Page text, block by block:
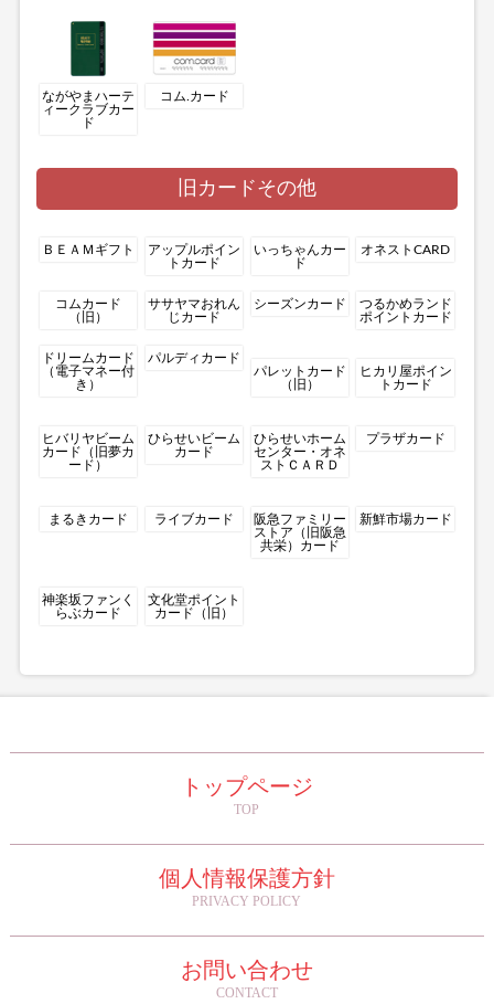
ながやまハーテ
ィークラブカー
ド
コム.カード
旧カードその他
ＢＥＡＭギフト
アップルポイン
トカード
いっちゃんカー
ド
オネストCARD
コムカード
（旧）
ササヤマおれん
じカード
シーズンカード
つるかめランド
ポイントカード
ドリームカード
（電子マネー付
き）
パルディカード
パレットカード
（旧）
ヒカリ屋ポイン
トカード
ヒバリヤビーム
カード（旧夢カ
ード）
ひらせいビーム
カード
ひらせいホーム
センター・オネ
ストＣＡＲＤ
プラザカード
まるきカード ライブカード
阪急ファミリー
ストア（旧阪急
共栄）カード
新鮮市場カード
神楽坂ファンく
らぶカード
文化堂ポイント
カード（旧）
トップページ
TOP
個人情報保護方針
PRIVACY POLICY
お問い合わせ
CONTACT